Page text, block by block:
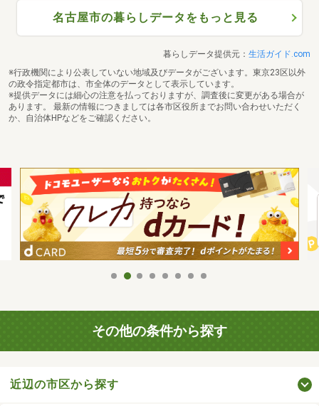
名古屋市の暮らしデータをもっと見る
暮らしデータ提供元： 生活ガイド.com
※行政機関により公表していない地域及びデータがございます。東京23区以外
の政令指定都市は、市全体のデータとして表示しています。
※提供データには細心の注意を払っておりますが、調査後に変更がある場合が
あります。 最新の情報につきましては各市区役所までお問い合わせいただく
か、自治体HPなどをご確認ください。
その他の条件から探す
近辺の市区から探す